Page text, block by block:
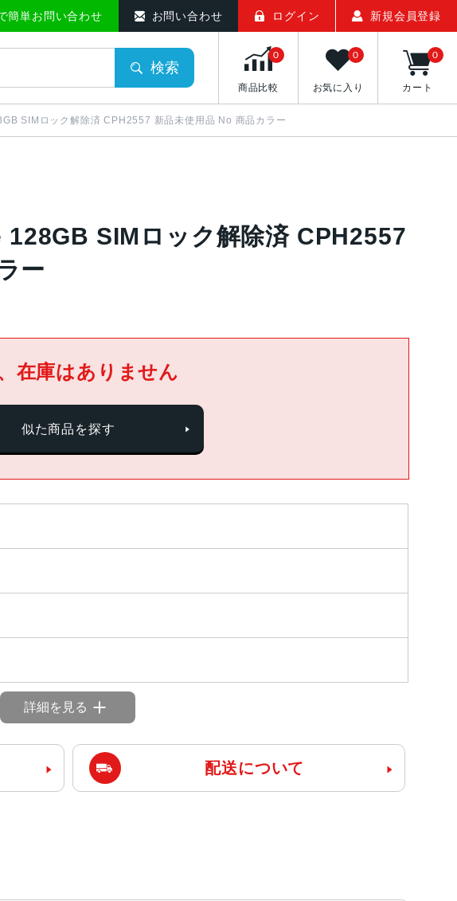
アメモバマーケット
簡単お問い合わせ お問い合わせ ログイン 新規会員登録
検索
商品比較
0
お気に入り
0
カート
0
SIMロック解除済 CPH2557 新品未使用品 No 商品カラー
SIMロック解除済 CPH2557
ー
在庫はありません
似た商品を探す
詳細を見る
配送について